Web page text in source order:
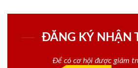
ĐĂNG KÝ NHẬN
Để có cơ hội được giảm